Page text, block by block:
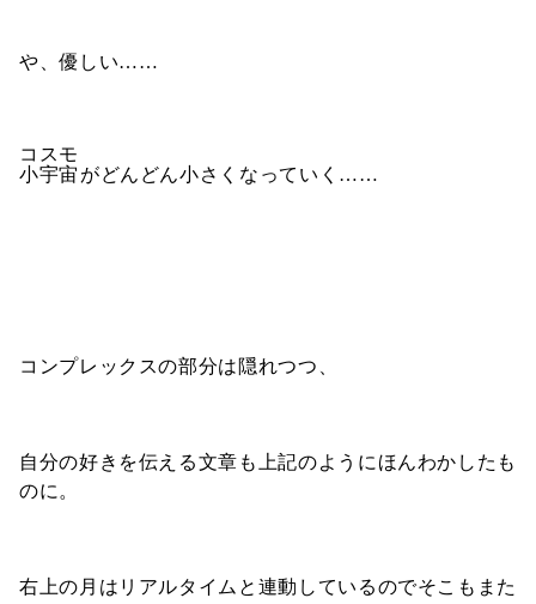
や、優しい……
小宇宙
コスモ
がどんどん小さくなっていく……
コンプレックスの部分は隠れつつ、
自分の好きを伝える文章も上記のようにほんわかしたも
のに。
右上の月はリアルタイムと連動しているのでそこもまた